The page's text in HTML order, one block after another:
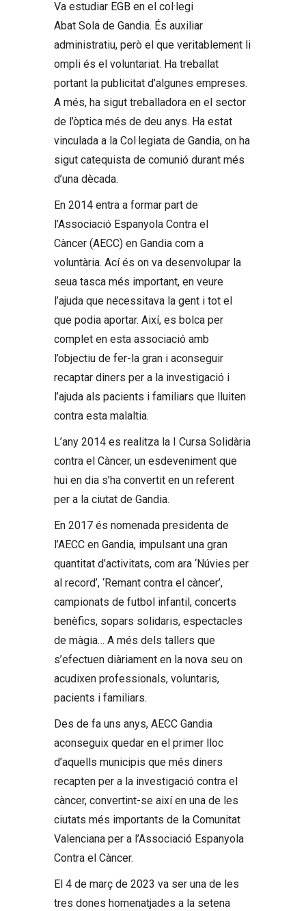
Va estudiar EGB en el col·legi
Abat Sola de Gandia. És auxiliar
administratiu, però el que veritablement li
ompli és el voluntariat. Ha treballat
portant la publicitat d’algunes empreses.
A més, ha sigut treballadora en el sector
de l’òptica més de deu anys. Ha estat
vinculada a la Col·legiata de Gandia, on ha
sigut catequista de comunió durant més
d’una dècada.
En 2014 entra a formar part de
l’Associació Espanyola Contra el
Càncer (AECC) en Gandia com a
voluntària. Ací és on va desenvolupar la
seua tasca més important, en veure
l’ajuda que necessitava la gent i tot el
que podia aportar. Així, es bolca per
complet en esta associació amb
l’objectiu de fer-la gran i aconseguir
recaptar diners per a la investigació i
l’ajuda als pacients i familiars que lluiten
contra esta malaltia.
L’any 2014 es realitza la I Cursa Solidària
contra el Càncer, un esdeveniment que
hui en dia s’ha convertit en un referent
per a la ciutat de Gandia.
En 2017 és nomenada presidenta de
l’AECC en Gandia, impulsant una gran
quantitat d’activitats, com ara ‘Núvies per
al record’, ‘Remant contra el càncer’,
campionats de futbol infantil, concerts
benèfics, sopars solidaris, espectacles
de màgia… A més dels tallers que
s’efectuen diàriament en la nova seu on
acudixen professionals, voluntaris,
pacients i familiars.
Des de fa uns anys, AECC Gandia
aconseguix quedar en el primer lloc
d’aquells municipis que més diners
recapten per a la investigació contra el
càncer, convertint-se així en una de les
ciutats més importants de la Comunitat
Valenciana per a l’Associació Espanyola
Contra el Càncer.
El 4 de març de 2023 va ser una de les
tres dones homenatjades a la setena